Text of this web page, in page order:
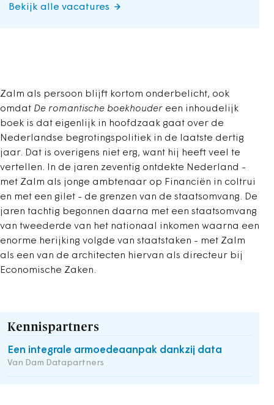
Bekijk alle vacatures
Zalm als persoon blijft kortom onderbelicht, ook
omdat De romantische boekhouder een inhoudelijk
boek is dat eigenlijk in hoofdzaak gaat over de
Nederlandse begrotingspolitiek in de laatste dertig
jaar. Dat is overigens niet erg, want hij heeft veel te
vertellen. In de jaren zeventig ontdekte Nederland -
met Zalm als jonge ambtenaar op Financiën in coltrui
en met een gilet - de grenzen van de staatsomvang. De
jaren tachtig begonnen daarna met een staatsomvang
van tweederde van het nationaal inkomen waarna een
enorme herijking volgde van staatstaken - met Zalm
als een van de architecten hiervan als directeur bij
Economische Zaken.
Kennispartners
Een integrale armoedeaanpak dankzij data
Van Dam Datapartners